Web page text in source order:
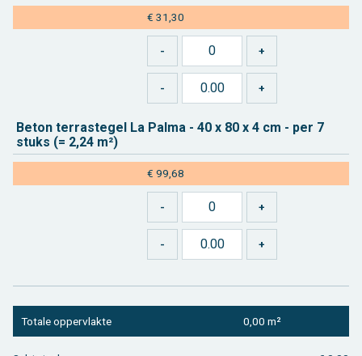
€ 31,30
Beton ter­ras­te­gel La Palma - 40 x 80 x 4 cm - per 7
stuks (= 2,24 m²)
€ 99,68
To­ta­le op­per­vlak­te 0,00 m²